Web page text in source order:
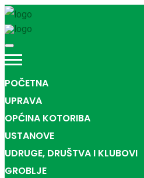
POČETNA
UPRAVA
OPĆINA KOTORIBA
USTANOVE
UDRUGE, DRUŠTVA I KLUBOVI
GROBLJE